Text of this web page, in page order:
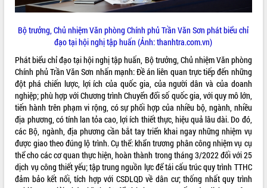
Bộ trưởng, Chủ nhiệm Văn phòng Chính phủ Trần Văn Sơn phát biểu chỉ
đạo tại hội nghị tập huấn (Ảnh: thanhtra.com.vn)
Phát biểu chỉ đạo tại hội nghị tập huấn, Bộ trưởng, Chủ nhiệm Văn phòng
Chính phủ Trần Văn Sơn nhấn mạnh: Đề án liên quan trực tiếp đến những
đột phá chiến lược, lợi ích của quốc gia, của người dân và của doanh
nghiệp; phù hợp với Chương trình Chuyển đổi số quốc gia, với quy mô lớn,
tiến hành trên phạm vi rộng, có sự phối hợp của nhiều bộ, ngành, nhiều
địa phương, có tính lan tỏa cao, lợi ích thiết thực, hiệu quả lâu dài. Do đó,
các Bộ, ngành, địa phương cần bắt tay triển khai ngay những nhiệm vụ
được giao theo đúng lộ trình. Cụ thể: khẩn trương phân công nhiệm vụ cụ
thể cho các cơ quan thực hiện, hoàn thành trong tháng 3/2022 đối với 25
dịch vụ công thiết yếu; tập trung nguồn lực để tái cấu trúc quy trình TTHC
đảm bảo kết nối, tích hợp với CSDLQD về dân cư; thống nhất quy trình